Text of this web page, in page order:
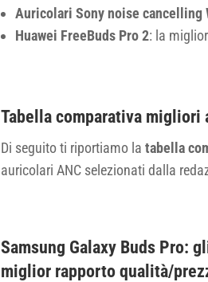
Auricolari Sony noise cancelling
Huawei FreeBuds Pro 2: la
Tabella comparativa
Di seguito ti riportiamo la tabella
auricolari ANC selezionati dalla
Samsung Galaxy Buds Pro:
miglior rapporto qualità/